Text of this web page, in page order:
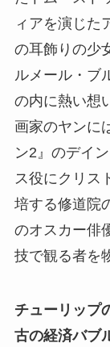
ィアを演じた
の耳飾りの少
ルメール・ブ
の内に熱い想
画家のヤンに
ン2』のデイ
ス役にクリス
培する修道院
のオスカー俳
技で観る者を
チューリップ
古の経済バブ